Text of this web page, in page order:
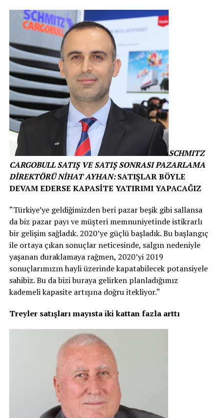
SCHMITZ
CARGOBULL SATIŞ VE SATIŞ SONRASI PAZARLAMA
DİREKTÖRÜ NİHAT AYHAN: SATIŞLAR BÖYLE
DEVAM EDERSE KAPASİTE YATIRIMI YAPACAĞIZ
“Türkiye’ye geldiğimizden beri pazar beşik gibi sallansa
da biz pazar payı ve müşteri memnuniyetinde istikrarlı
bir gelişim sağladık. 2020’ye güçlü başladık. Bu başlangıç
ile ortaya çıkan sonuçlar neticesinde, salgın nedeniyle
yaşanan duraklamaya rağmen, 2020’yi 2019
sonuçlarımızın hayli üzerinde kapatabilecek potansiyele
sahibiz. Bu da bizi buraya gelirken planladığımız
kademeli kapasite artışına doğru itekliyor.“
Treyler satışları mayısta iki kattan fazla arttı